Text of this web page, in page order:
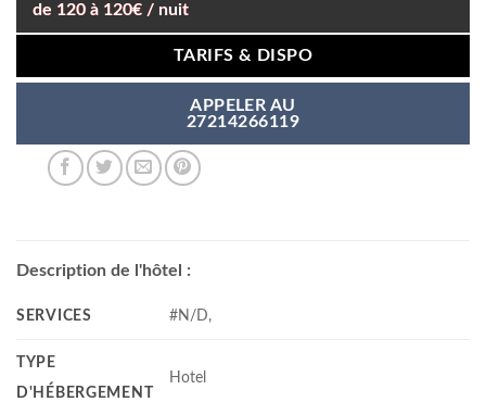
de 120 à 120€ / nuit
TARIFS & DISPO
APPELER AU
27214266119
Description de l'hôtel :
SERVICES #N/D,
TYPE
D'HÉBERGEMENT
Hotel